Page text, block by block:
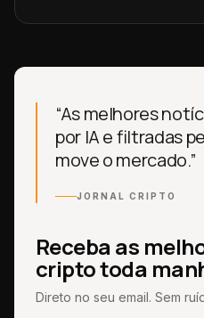
“As melhores
por IA e filtradas
move o mercado.”
JORNAL CRIPTO
Receba as
cripto toda
Direto no seu email. Sem